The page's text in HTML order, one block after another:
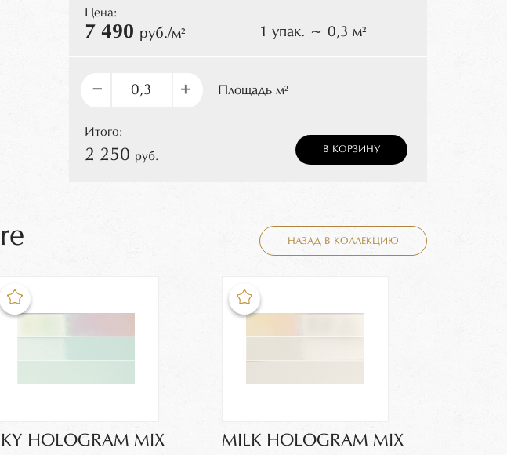
Цена:
7 490 руб./м² 1 упак. ~ 0,3 м²
– + Площадь м²
Итого:
2 250 руб.
В КОРЗИНУ
НАЗАД В КОЛЛЕКЦИЮ
HOLOGRAM MIX
MILK HOLOGRAM MIX